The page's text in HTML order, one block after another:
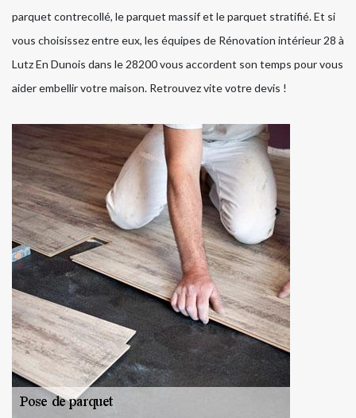
parquet contrecollé, le parquet massif et le parquet stratifié. Et si
vous choisissez entre eux, les équipes de Rénovation intérieur 28 à
Lutz En Dunois dans le 28200 vous accordent son temps pour vous
aider embellir votre maison. Retrouvez vite votre devis !